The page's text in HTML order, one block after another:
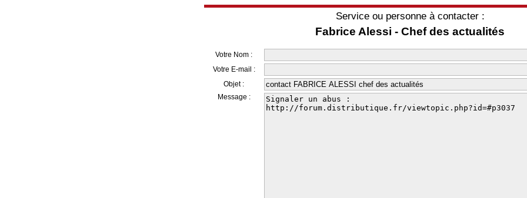
Service ou personne à contacter :
Fabrice Alessi - Chef des actualités
Votre Nom :
Votre E-mail :
Objet :
Message :